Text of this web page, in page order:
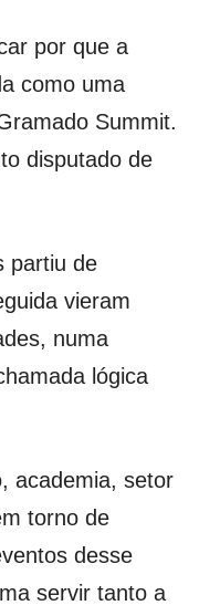
por que a
como uma
Summit.
disputado de
partiu de
vieram
numa
lógica
academia, setor
torno de
desse
servir tanto a